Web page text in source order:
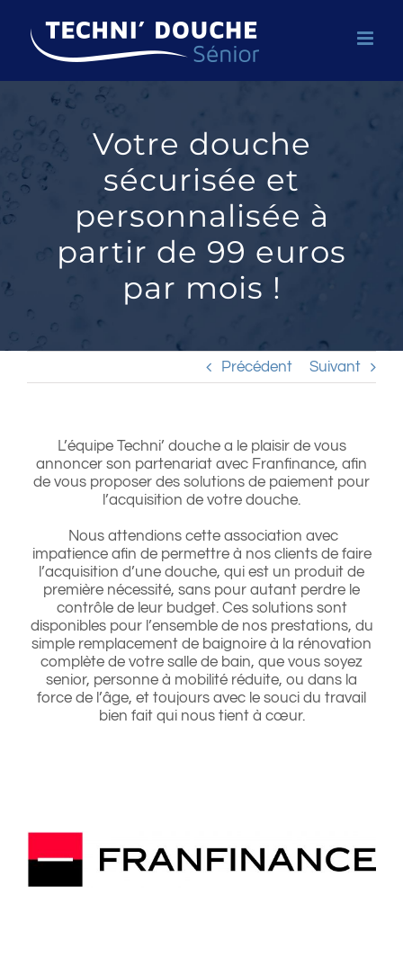
contenu
Votre douche
sécurisée et
personnalisée à
partir de 99 euros
par mois !
Précédent Suivant
L’équipe Techni’ douche a le plaisir de vous
annoncer son partenariat avec Franfinance, afin
de vous proposer des solutions de paiement pour
l’acquisition de votre douche.
Nous attendions cette association avec
impatience afin de permettre à nos clients de faire
l’acquisition d’une douche, qui est un produit de
première nécessité, sans pour autant perdre le
contrôle de leur budget. Ces solutions sont
disponibles pour l’ensemble de nos prestations, du
simple remplacement de baignoire à la rénovation
complète de votre salle de bain, que vous soyez
senior, personne à mobilité réduite, ou dans la
force de l’âge, et toujours avec le souci du travail
bien fait qui nous tient à cœur.